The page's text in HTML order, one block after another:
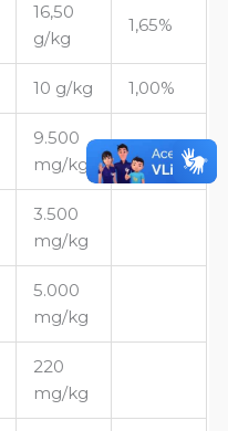
16,50
g/kg
1,65%
10 g/kg 1,00%
9.500
mg/kg
0,95%
3.500
mg/kg
5.000
mg/kg
220
mg/kg